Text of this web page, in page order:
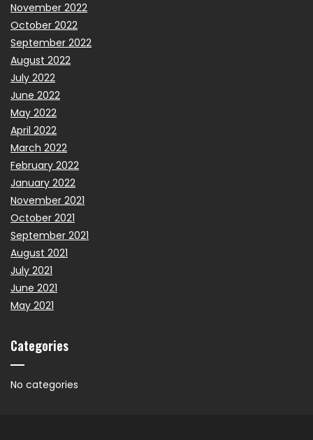
November 2022
October 2022
September 2022
August 2022
July 2022
June 2022
May 2022
April 2022
March 2022
February 2022
January 2022
November 2021
October 2021
September 2021
August 2021
July 2021
June 2021
May 2021
Categories
No categories